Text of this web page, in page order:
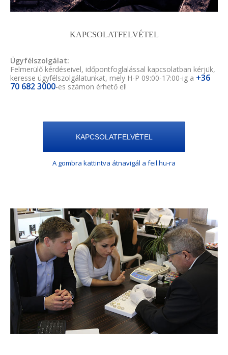
KAPCSOLATFELVÉTEL
Ügyfélszolgálat:
Felmerülő kérdéseivel, időpontfoglalással kapcsolatban kérjük,
keresse ügyfélszolgálatunkat, mely H-P 09:00-17:00-ig a +36
70 682 3000-es számon érhető el!
KAPCSOLATFELVÉTEL
A gombra kattintva átnavigál a feil.hu-ra